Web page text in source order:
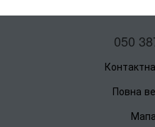
050
Повна